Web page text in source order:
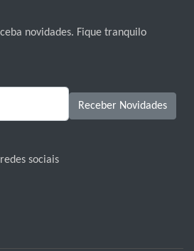
novidades. Fique tranquilo
Receber Novidades
sociais